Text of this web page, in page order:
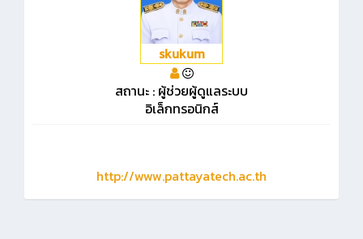
skukum
สถานะ : ผู้ช่วยผู้ดูแลระบบ
อิเล็กทรอนิกส์
http://www.pattayatech.ac.th